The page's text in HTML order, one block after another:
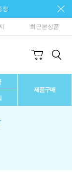
정
최근본상품
제품구매